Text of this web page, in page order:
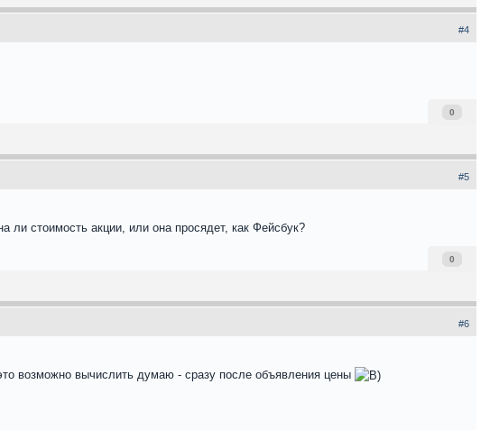
#4
0
#5
ли стоимость акции, или она просядет, как Фейсбук?
0
#6
возможно вычислить думаю - сразу после объявления цены